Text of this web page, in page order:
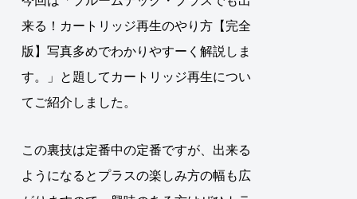
来る！カートリッジ再生のやり方【完全
版】写真多めでわかりやすーく解説しま
す。」と題してカートリッジ再生につい
てご紹介しました。
この裏技は定番中の定番ですが、出来る
ようになるとプラスの楽しみ方の幅も広